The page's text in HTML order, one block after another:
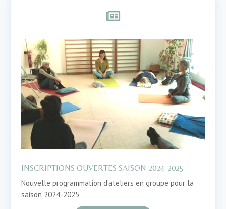

INSCRIPTIONS OUVERTES SAISON 2024-2025
Nouvelle programmation d’ateliers en groupe pour la
saison 2024-2025.